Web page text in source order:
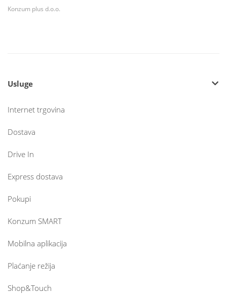
Konzum plus d.o.o.
Usluge
Internet trgovina
Dostava
Drive In
Express dostava
Pokupi
Konzum SMART
Mobilna aplikacija
Plaćanje režija
Shop&Touch